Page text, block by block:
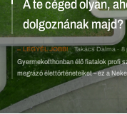
A te céged olyan, ahol a gyerekeid
LEGYÉL JOBB!
Gyermekotthonban
mesélik el megrázó
taps